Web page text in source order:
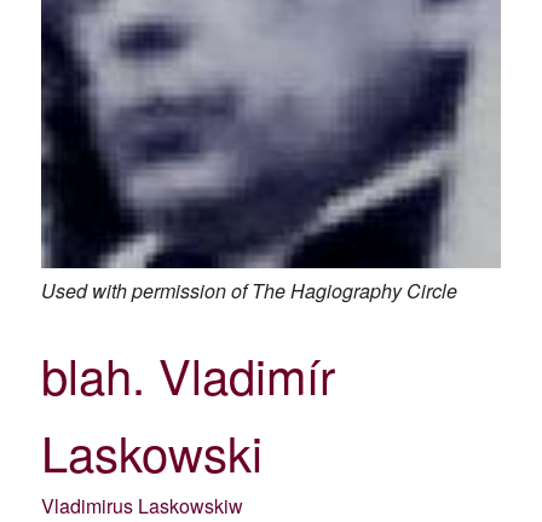
Used with permission of The Hagiography Circle
blah. Vladimír
Laskowski
Vladimirus Laskowskiw